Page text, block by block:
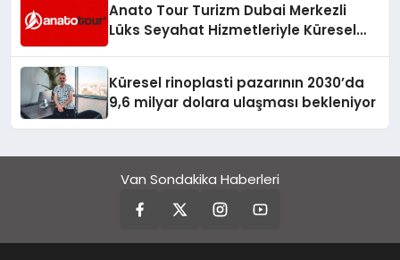
Anato Tour Turizm Dubai Merkezli
Lüks Seyahat Hizmetleriyle Küresel
Küresel rinoplasti pazarının 2030’da
9,6 milyar dolara ulaşması bekleniyor
Van Sondakika Haberleri